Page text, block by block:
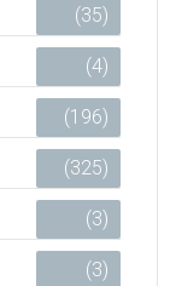
(35)
(4)
(196)
(325)
(3)
(3)